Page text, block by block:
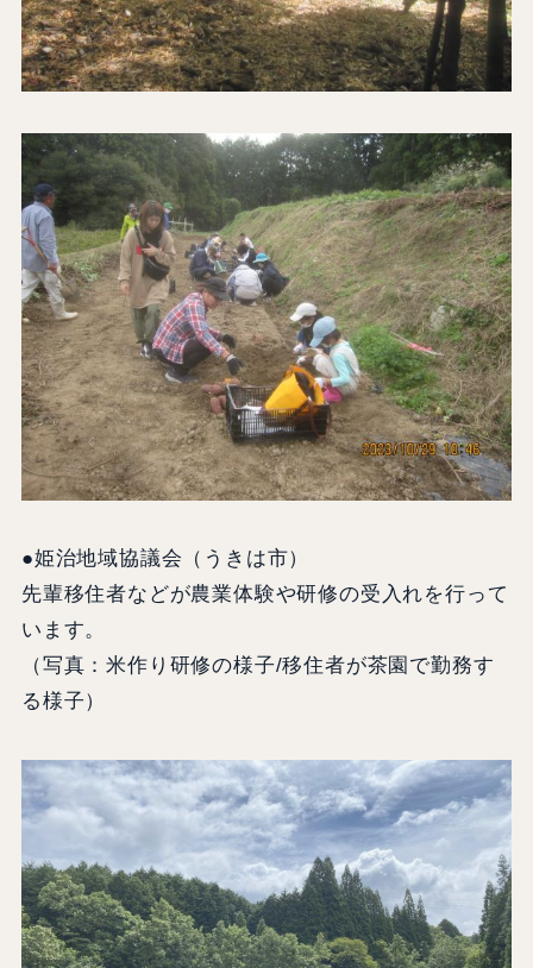
●姫治地域協議会（うきは市）
先輩移住者などが農業体験や研修の受入れを行って
います。
（写真：米作り研修の様子/移住者が茶園で勤務す
る様子）